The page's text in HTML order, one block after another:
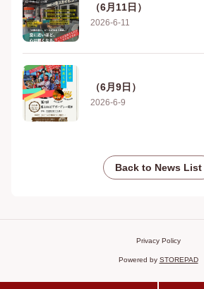
（6月11日）
2026-6-11
（6月9日）
2026-6-9
Back to News List
Privacy Policy
Powered by STOREPAD